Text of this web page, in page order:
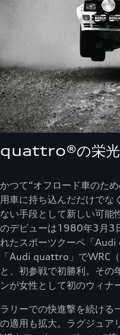
quattro®の栄光
かつて“オフロード車のた
用車に持ち込んだだけでな
ない手段として新しい可
のデビューは1980年3月3
れたスポーツクーペ「
「Audi quattro」でWRC
と、初参戦で初勝利。その
ンが女性として初のウィナ
ラリーでの快進撃を続ける
の適用も拡大。ラグジュ